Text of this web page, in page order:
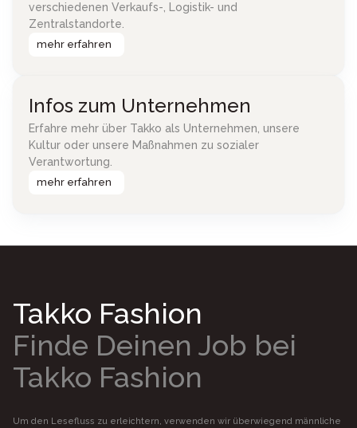
verschiedenen Verkaufs-, Logistik- und
Zentralstandorte.
mehr erfahren
Infos zum Unternehmen
Erfahre mehr über Takko als Unternehmen, unsere
Kultur oder unsere Maßnahmen zu sozialer
Verantwortung.
mehr erfahren
Takko Fashion
Finde Deinen Job bei
Takko Fashion
Um den Lesefluss zu erleichtern, verwenden wir überwiegend männliche